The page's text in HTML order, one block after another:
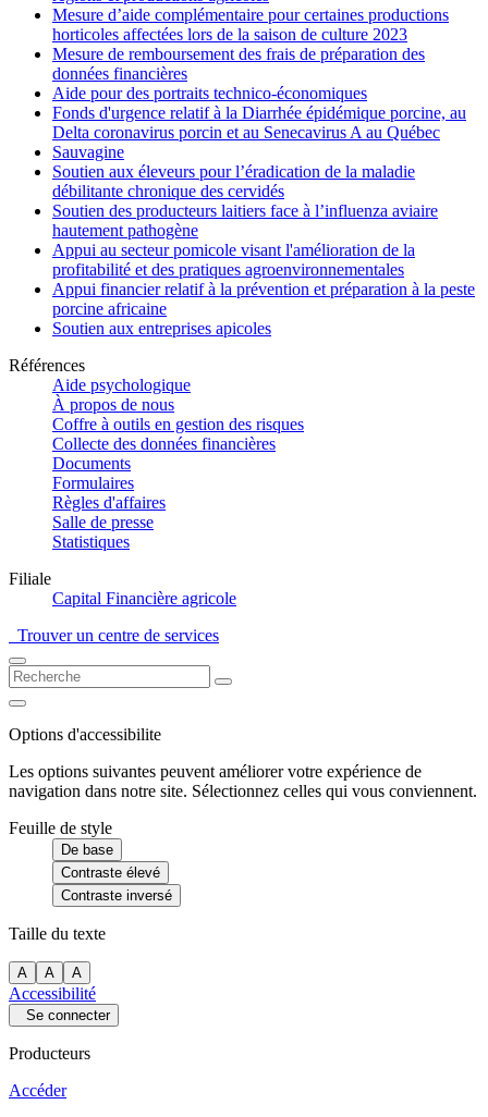
Mesure d’aide complémentaire pour certaines productions
horticoles affectées lors de la saison de culture 2023
Mesure de remboursement des frais de préparation des
données financières
Aide pour des portraits technico-économiques
Fonds d'urgence relatif à la Diarrhée épidémique porcine, au
Delta coronavirus porcin et au Senecavirus A au Québec
Sauvagine
Soutien aux éleveurs pour l’éradication de la maladie
débilitante chronique des cervidés
Soutien des producteurs laitiers face à l’influenza aviaire
hautement pathogène
Appui au secteur pomicole visant l'amélioration de la
profitabilité et des pratiques agroenvironnementales
Appui financier relatif à la prévention et préparation à la peste
porcine africaine
Soutien aux entreprises apicoles
Références
Aide psychologique
À propos de nous
Coffre à outils en gestion des risques
Collecte des données financières
Documents
Formulaires
Règles d'affaires
Salle de presse
Statistiques
Filiale
Capital Financière agricole
Trouver un centre de services
Options d'accessibilite
Les options suivantes peuvent améliorer votre expérience de
navigation dans notre site. Sélectionnez celles qui vous conviennent.
Feuille de style
De base
Contraste élevé
Contraste inversé
Taille du texte
A A A
Accessibilité
Se connecter
Producteurs
Accéder